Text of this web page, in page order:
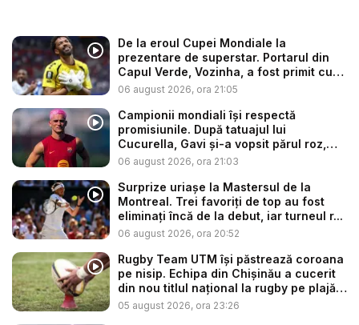
De la eroul Cupei Mondiale la
prezentare de superstar. Portarul din
Capul Verde, Vozinha, a fost primit cu
f...
06 august 2026, ora 21:05
Campionii mondiali își respectă
promisiunile. După tatuajul lui
Cucurella, Gavi și-a vopsit părul roz,
aș...
06 august 2026, ora 21:03
Surprize uriașe la Mastersul de la
Montreal. Trei favoriți de top au fost
eliminați încă de la debut, iar turneul r...
06 august 2026, ora 20:52
Rugby Team UTM își păstrează coroana
pe nisip. Echipa din Chișinău a cucerit
din nou titlul național la rugby pe plajă
...
05 august 2026, ora 23:26